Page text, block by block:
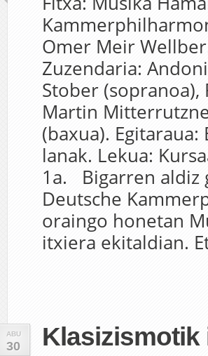
Omer Meir
Zuzendaria:
Stober (sopranoa),
Martin
(baxua).
lanak. Lekua:
1a. Bigarren aldiz
Deutsche
oraingo honetan
itxiera ekitaldian.
ABU
30 Klasizismotik